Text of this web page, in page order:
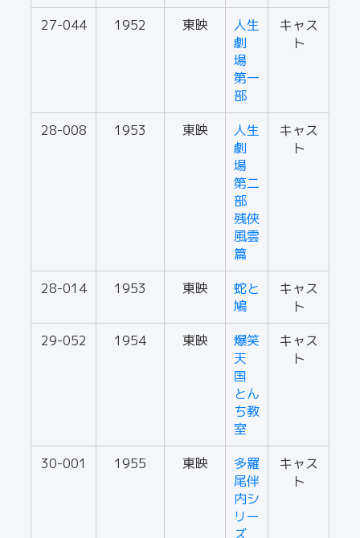
27-044 1952 東映
人生
劇
場
第一
部
キャス
ト
28-008 1953 東映
人生
劇
場
第二
部
残侠
風雲
篇
キャス
ト
28-014 1953 東映
蛇と
鳩
キャス
ト
29-052
1954 東映
爆笑
天
国
とん
ち教
室
キャス
ト
30-001 1955 東映
多羅
尾伴
内シ
リー
ズ
キャス
ト